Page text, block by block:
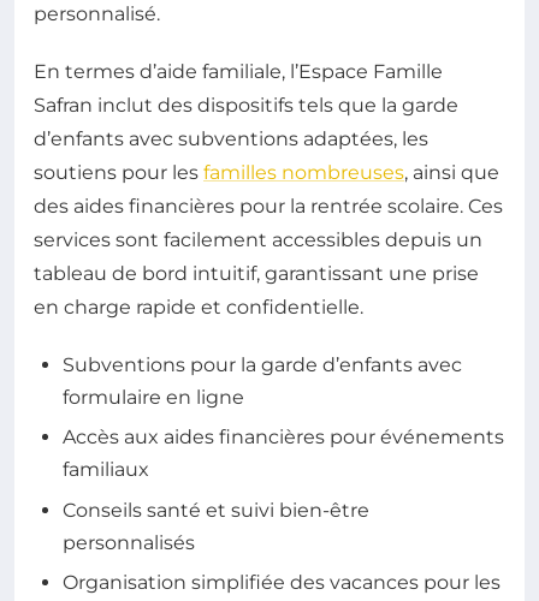
personnalisé.
En termes d’aide familiale, l’Espace Famille
Safran inclut des dispositifs tels que la garde
d’enfants avec subventions adaptées, les
soutiens pour les familles nombreuses, ainsi que
des aides financières pour la rentrée scolaire. Ces
services sont facilement accessibles depuis un
tableau de bord intuitif, garantissant une prise
en charge rapide et confidentielle.
Subventions pour la garde d’enfants avec
formulaire en ligne
Accès aux aides financières pour événements
familiaux
Conseils santé et suivi bien-être
personnalisés
Organisation simplifiée des vacances pour les